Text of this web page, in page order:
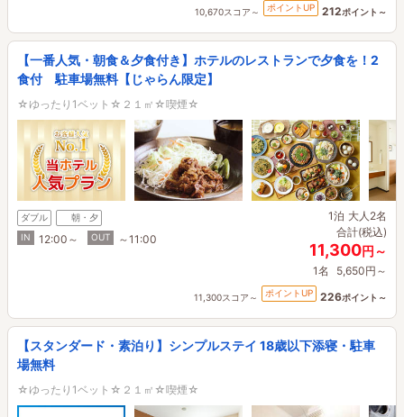
10,670スコア～ ポイントUP 212ポイント～
【一番人気・朝食＆夕食付き】ホテルのレストランで夕食を！2
食付 駐車場無料【じゃらん限定】
☆ゆったり1ベット☆２１㎡☆喫煙☆
ダブル
朝・夕
IN
12:00～ OUT ～11:00
1泊 大人2名
合計(税込)
11,300円～
1名 5,650円～
11,300スコア～ ポイントUP 226ポイント～
【スタンダード・素泊り】シンプルステイ 18歳以下添寝・駐車
場無料
☆ゆったり1ベット☆２１㎡☆喫煙☆